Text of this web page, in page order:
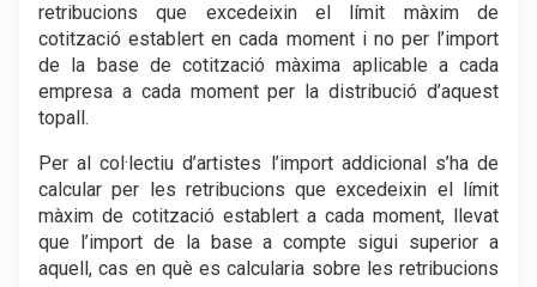
retribucions que excedeixin el límit màxim de
cotització establert en cada moment i no per l’import
de la base de cotització màxima aplicable a cada
empresa a cada moment per la distribució d’aquest
topall.
Per al col·lectiu d’artistes l’import addicional s’ha de
calcular per les retribucions que excedeixin el límit
màxim de cotització establert a cada moment, llevat
que l’import de la base a compte sigui superior a
aquell, cas en què es calcularia sobre les retribucions